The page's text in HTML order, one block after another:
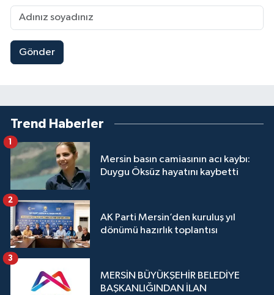
Gönder
Trend Haberler
Mersin basın camiasının acı kaybı:
Duygu Öksüz hayatını kaybetti
1
AK Parti Mersin’den kuruluş yıl
dönümü hazırlık toplantısı
2
MERSİN BÜYÜKŞEHİR BELEDİYE
BAŞKANLIĞINDAN İLAN
3